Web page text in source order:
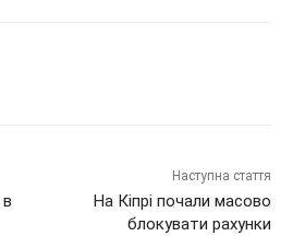
Наступна стаття
На Кіпрі почали масово
блокувати рахунки